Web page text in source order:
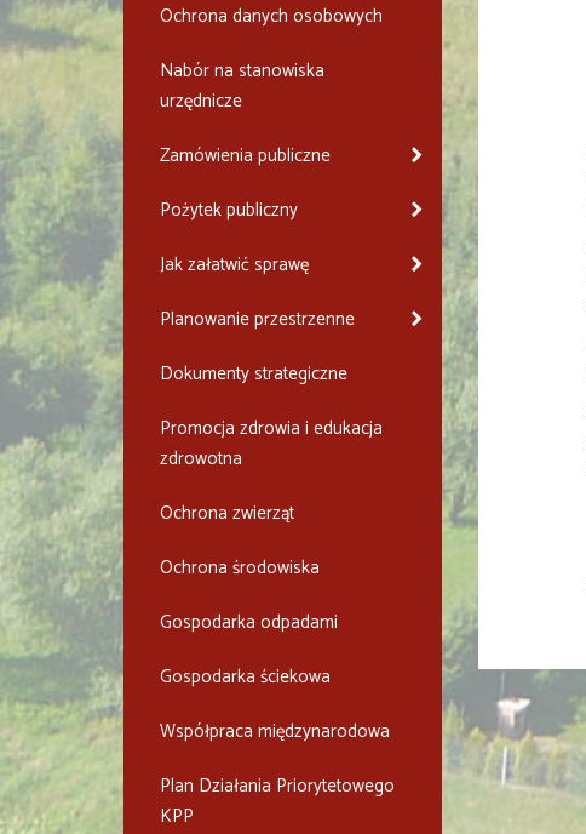
Ochrona danych osobowych
Nabór na stanowiska
urzędnicze
Zamówienia publiczne
Pożytek publiczny
Jak załatwić sprawę
Planowanie przestrzenne
Dokumenty strategiczne
Promocja zdrowia i edukacja
zdrowotna
Ochrona zwierząt
Ochrona środowiska
Gospodarka odpadami
Gospodarka ściekowa
Współpraca międzynarodowa
Plan Działania Priorytetowego
KPP